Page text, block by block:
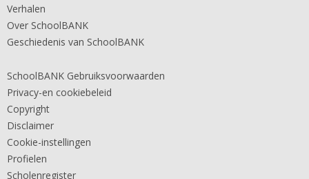
Verhalen
Over SchoolBANK
Geschiedenis van SchoolBANK
SchoolBANK Gebruiksvoorwaarden
Privacy-en cookiebeleid
Copyright
Disclaimer
Cookie-instellingen
Profielen
Scholenregister